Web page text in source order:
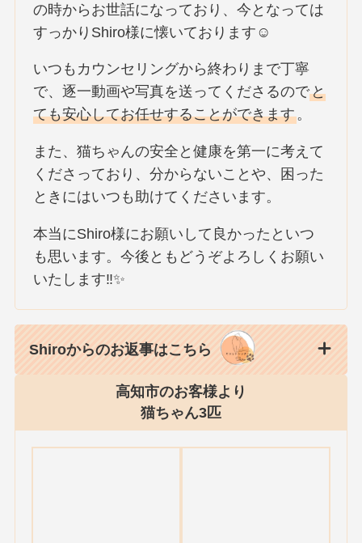
の時からお世話になっており、今となっては
すっかりShiro様に懐いております☺️
いつもカウンセリングから終わりまで丁寧
で、逐一動画や写真を送ってくださるのでと
ても安心してお任せすることができます。
また、猫ちゃんの安全と健康を第一に考えて
くださっており、分からないことや、困った
ときにはいつも助けてくださいます。
本当にShiro様にお願いして良かったといつ
も思います。今後ともどうぞよろしくお願い
いたします‼✨
Shiroからのお返事はこちら
高知市のお客様より
猫ちゃん3匹